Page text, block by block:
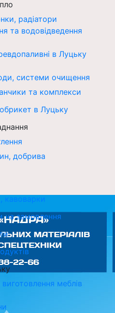
радіатори
та водовідведення
в Луцьку
системи очищення
та комплекси
в Луцьку
добрива
кавоварки
на замовлення
меблів